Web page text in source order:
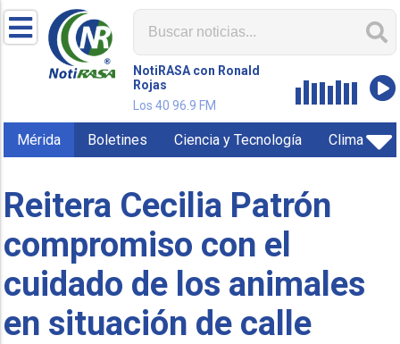
NotiRASA con Ronald
Rojas
Los 40 96.9 FM
Mérida Boletines Ciencia y Tecnología Clima
Reitera Cecilia Patrón
compromiso con el
cuidado de los animales
en situación de calle